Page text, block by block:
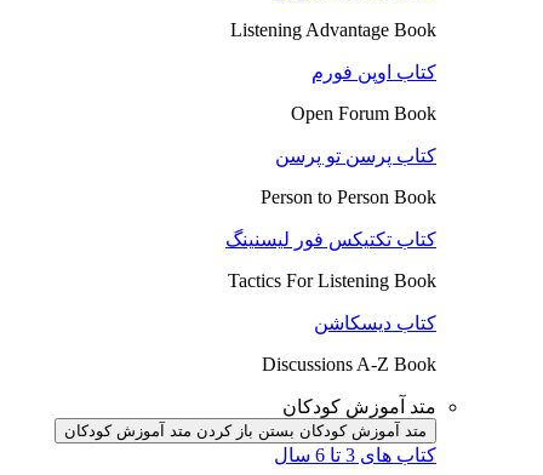
Listening Advantage Book
کتاب اوپن فورم
Open Forum Book
کتاب پرسن تو پرسن
Person to Person Book
کتاب تکتیکس فور لیسنینگ
Tactics For Listening Book
کتاب دیسکاشن
Discussions A-Z Book
متد آموزش کودکان
متد آموزش کودکان بستن باز کردن متد آموزش کودکان
کتاب های 3 تا 6 سال